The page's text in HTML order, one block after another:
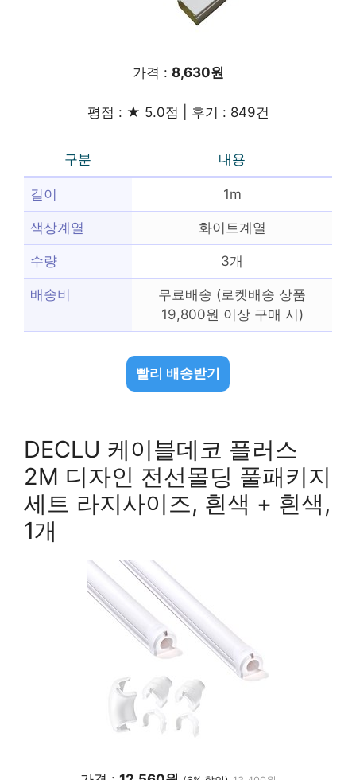
가격 : 8,630원
평점 : ★ 5.0점 | 후기 : 849건
구분 내용
길이 1m
색상계열 화이트계열
수량 3개
배송비
무료배송 (로켓배송 상품
19,800원 이상 구매 시)
빨리 배송받기
DECLU 케이블데코 플러스
2M 디자인 전선몰딩 풀패키지
세트 라지사이즈, 흰색 + 흰색,
1개